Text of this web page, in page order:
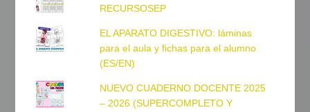
RECURSOSEP
EL APARATO DIGESTIVO: láminas
para el aula y fichas para el alumno
(ES/EN)
NUEVO CUADERNO DOCENTE 2025
– 2026 (SUPERCOMPLETO Y